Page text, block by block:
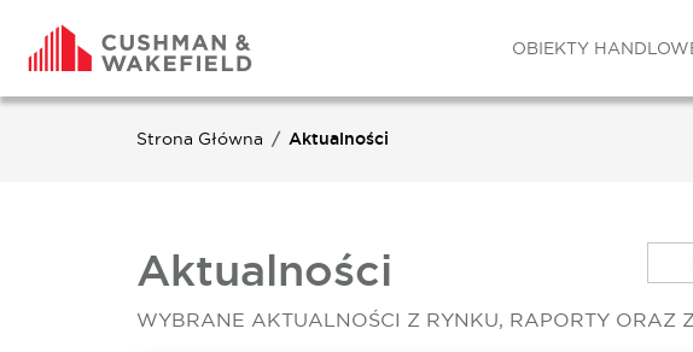
OBIEKTY
Strona Główna Aktualności
Aktualności
WYBRANE AKTUALNOŚCI Z RYNKU, RAPORTY ORAZ